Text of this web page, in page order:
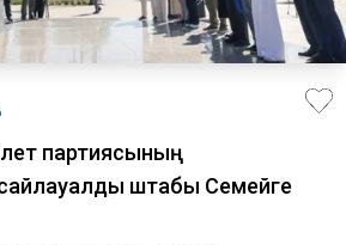
партиясының
штабы Семейге